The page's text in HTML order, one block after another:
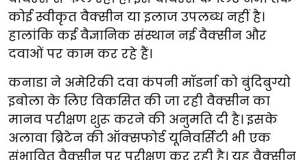
कोई स्वीकृत वैक्सीन या इलाज उपलब्ध नहीं है।
हालांकि कई वैज्ञानिक संस्थान नई वैक्सीन और
दवाओं पर काम कर रहे हैं।
कनाडा ने अमेरिकी दवा कंपनी मॉडर्ना को बुंदिबुग्यो
इबोला के लिए विकसित की जा रही वैक्सीन का
मानव परीक्षण शुरू करने की अनुमति दी है। इसके
अलावा ब्रिटेन की ऑक्सफोर्ड यूनिवर्सिटी भी एक
संभावित वैक्सीन पर परीक्षण कर रही है। यह वैक्सीन